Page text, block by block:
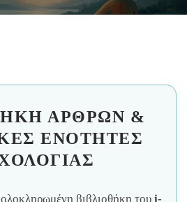
ΆΡΘΡΩΝ &
ΕΝΌΤΗΤΕΣ
βιβλιοθήκη του i-